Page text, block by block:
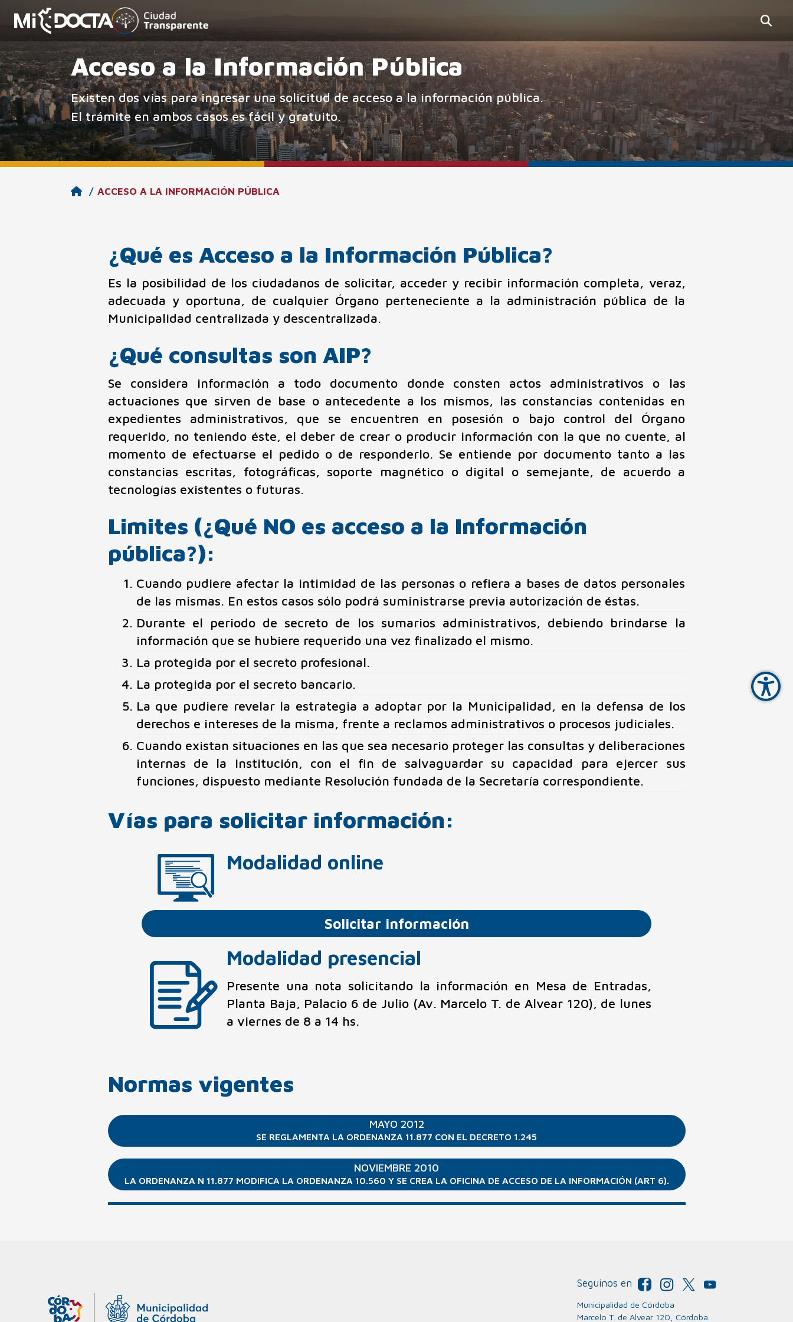
Acceso a la Información Pública
Existen dos vías para ingresar una solicitud de acceso a la información pública.
El trámite en ambos casos es fácil y gratuito.
ACCESO A LA INFORMACIÓN PÚBLICA
¿Qué es Acceso a la Información Pública?
Es la posibilidad de los ciudadanos de solicitar, acceder y recibir información completa, veraz,
adecuada y oportuna, de cualquier Órgano perteneciente a la administración pública de la
Municipalidad centralizada y descentralizada.
¿Qué consultas son AIP?
Se considera información a todo documento donde consten actos administrativos o las
actuaciones que sirven de base o antecedente a los mismos, las constancias contenidas en
expedientes administrativos, que se encuentren en posesión o bajo control del Órgano
requerido, no teniendo éste, el deber de crear o producir información con la que no cuente, al
momento de efectuarse el pedido o de responderlo. Se entiende por documento tanto a las
constancias escritas, fotográficas, soporte magnético o digital o semejante, de acuerdo a
tecnologías existentes o futuras.
Limites (¿Qué NO es acceso a la Información
pública?):
Cuando pudiere afectar la intimidad de las personas o refiera a bases de datos personales
de las mismas. En estos casos sólo podrá suministrarse previa autorización de éstas.
Durante el periodo de secreto de los sumarios administrativos, debiendo brindarse la
información que se hubiere requerido una vez finalizado el mismo.
La protegida por el secreto profesional.
La protegida por el secreto bancario.
La que pudiere revelar la estrategia a adoptar por la Municipalidad, en la defensa de los
derechos e intereses de la misma, frente a reclamos administrativos o procesos judiciales.
Cuando existan situaciones en las que sea necesario proteger las consultas y deliberaciones
internas de la Institución, con el fin de salvaguardar su capacidad para ejercer sus
funciones, dispuesto mediante Resolución fundada de la Secretaría correspondiente.
Vías para solicitar información:
Modalidad online
Solicitar información
Modalidad presencial
Presente una nota solicitando la información en Mesa de Entradas,
Planta Baja, Palacio 6 de Julio (Av. Marcelo T. de Alvear 120), de lunes
a viernes de 8 a 14 hs.
Normas vigentes
MAYO 2012
SE REGLAMENTA LA ORDENANZA 11.877 CON EL DECRETO 1.245
NOVIEMBRE 2010
LA ORDENANZA N 11.877 MODIFICA LA ORDENANZA 10.560 Y SE CREA LA OFICINA DE ACCESO DE LA INFORMACIÓN (ART 6).
Seguinos en
Municipalidad de Córdoba
Marcelo T. de Alvear 120, Córdoba.
Menú de Accesibilidad
Atajos de Teclado